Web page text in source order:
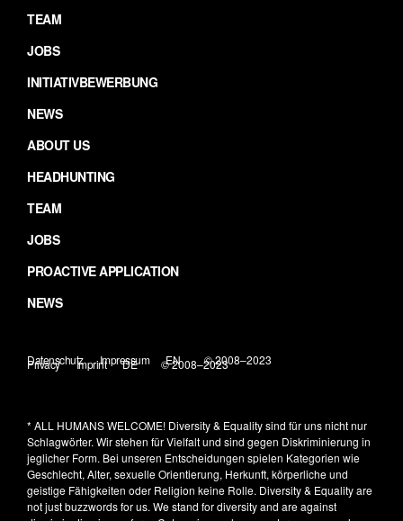
TEAM
JOBS
INITIATIVBEWERBUNG
NEWS
ABOUT US
HEADHUNTING
TEAM
JOBS
PROACTIVE APPLICATION
NEWS
Datenschutz Impressum EN © 2008–2023
Privacy Imprint DE © 2008–2023
* ALL HUMANS WELCOME! Diversity & Equality sind für uns nicht nur
Schlagwörter. Wir stehen für Vielfalt und sind gegen Diskriminierung in
jeglicher Form. Bei unseren Entscheidungen spielen Kategorien wie
Geschlecht, Alter, sexuelle Orientierung, Herkunft, körperliche und
geistige Fähigkeiten oder Religion keine Rolle. Diversity & Equality are
not just buzzwords for us. We stand for diversity and are against